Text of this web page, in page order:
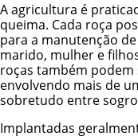
A agricultura é
queima. Cada roça
para a manutenção
marido, mulher e
roças também
envolvendo mais de
sobretudo entre
Implantadas